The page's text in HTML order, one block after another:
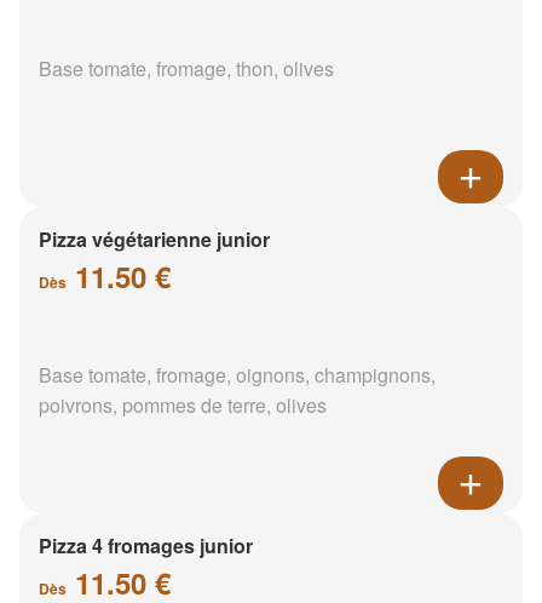
Base tomate, fromage, thon, olives
Pizza végétarienne junior
Dès 11.50 €
Base tomate, fromage, oignons, champignons,
poivrons, pommes de terre, olives
Pizza 4 fromages junior
Dès 11.50 €